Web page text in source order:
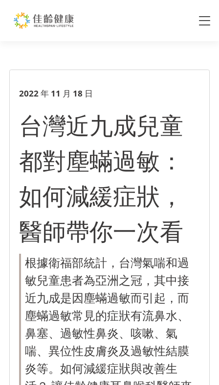
2022 年 11 月 18 日
台灣近九成兒童
都對塵蟎過敏：
如何減緩症狀，
醫師帶你一次看
根據衛福部統計，台灣氣喘和過
敏兒童患者為亞洲之冠，其中接
近九成是因塵蟎過敏而引起，而
塵蟎過敏常見的症狀有流鼻水、
鼻塞、過敏性鼻炎、咳嗽、氣
喘、異位性皮膚炎及過敏性結膜
炎等。如何減緩症狀與改善生